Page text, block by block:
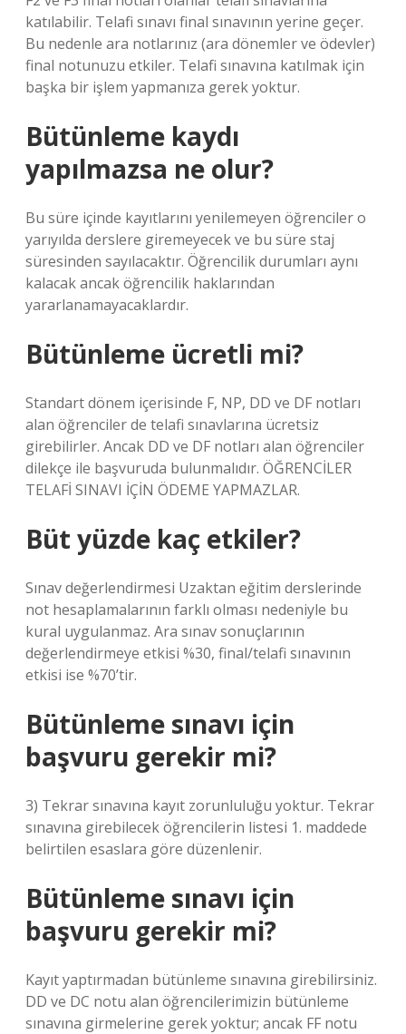
katılabilir. Telafi sınavı final sınavının yerine geçer.
Bu nedenle ara notlarınız (ara dönemler ve ödevler)
final notunuzu etkiler. Telafi sınavına katılmak için
başka bir işlem yapmanıza gerek yoktur.
Bütünleme kaydı
yapılmazsa ne olur?
Bu süre içinde kayıtlarını yenilemeyen öğrenciler o
yarıyılda derslere giremeyecek ve bu süre staj
süresinden sayılacaktır. Öğrencilik durumları aynı
kalacak ancak öğrencilik haklarından
yararlanamayacaklardır.
Bütünleme ücretli mi?
Standart dönem içerisinde F, NP, DD ve DF notları
alan öğrenciler de telafi sınavlarına ücretsiz
girebilirler. Ancak DD ve DF notları alan öğrenciler
dilekçe ile başvuruda bulunmalıdır. ÖĞRENCİLER
TELAFİ SINAVI İÇİN ÖDEME YAPMAZLAR.
Büt yüzde kaç etkiler?
Sınav değerlendirmesi Uzaktan eğitim derslerinde
not hesaplamalarının farklı olması nedeniyle bu
kural uygulanmaz. Ara sınav sonuçlarının
değerlendirmeye etkisi %30, final/telafi sınavının
etkisi ise %70’tir.
Bütünleme sınavı için
başvuru gerekir mi?
3) Tekrar sınavına kayıt zorunluluğu yoktur. Tekrar
sınavına girebilecek öğrencilerin listesi 1. maddede
belirtilen esaslara göre düzenlenir.
Bütünleme sınavı için
başvuru gerekir mi?
Kayıt yaptırmadan bütünleme sınavına girebilirsiniz.
DD ve DC notu alan öğrencilerimizin bütünleme
sınavına girmelerine gerek yoktur; ancak FF notu